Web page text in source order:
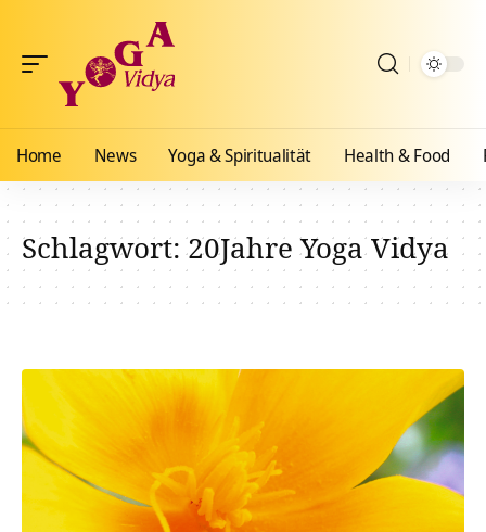
Home News Yoga & Spiritualität Health & Food
Schlagwort:20Jahre Yoga Vidya